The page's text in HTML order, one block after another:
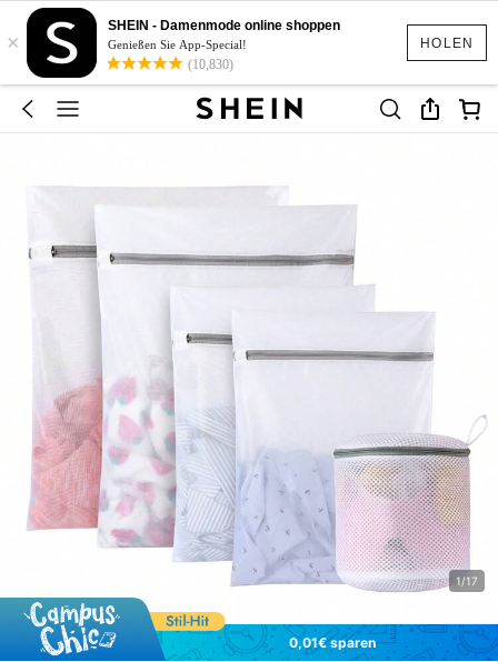
HOLEN
×
SHEIN - Damenmode online shoppen
Genießen Sie App-Special!
(10,830)
1/17
0,01€ sparen